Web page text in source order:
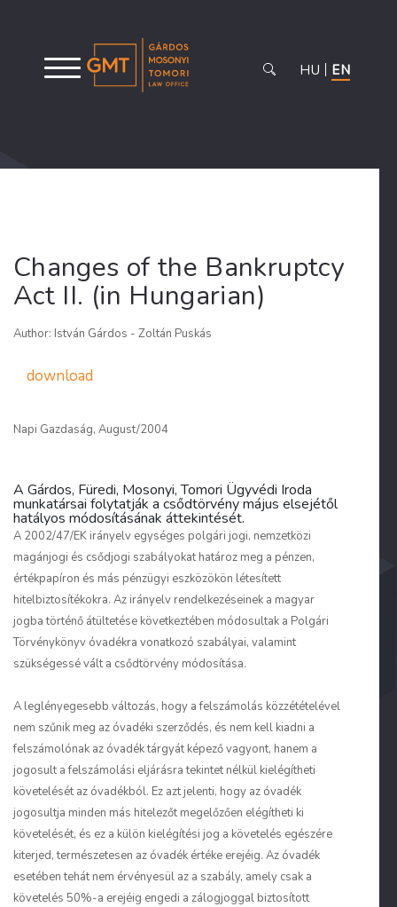
HU EN
Changes of the Bankruptcy
Act II. (in Hungarian)
Author: István Gárdos - Zoltán Puskás
download
Napi Gazdaság, August/2004
A Gárdos, Füredi, Mosonyi, Tomori Ügyvédi Iroda
munkatársai folytatják a csődtörvény május elsejétől
hatályos módosításának áttekintését.
A 2002/47/EK irányelv egységes polgári jogi, nemzetközi
magánjogi és csődjogi szabályokat határoz meg a pénzen,
értékpapíron és más pénzügyi eszközökön létesített
hitelbiztosítékokra. Az irányelv rendelkezéseinek a magyar
jogba történő átültetése következtében módosultak a Polgári
Törvénykönyv óvadékra vonatkozó szabályai, valamint
szükségessé vált a csődtörvény módosítása.
A leglényegesebb változás, hogy a felszámolás közzétételével
nem szűnik meg az óvadéki szerződés, és nem kell kiadni a
felszámolónak az óvadék tárgyát képező vagyont, hanem a
jogosult a felszámolási eljárásra tekintet nélkül kielégítheti
követelését az óvadékból. Ez azt jelenti, hogy az óvadék
jogosultja minden más hitelezőt megelőzően elégítheti ki
követelését, és ez a külön kielégítési jog a követelés egészére
kiterjed, természetesen az óvadék értéke erejéig. Az óvadék
esetében tehát nem érvényesül az a szabály, amely csak a
követelés 50%-a erejéig engedi a zálogjoggal biztosított